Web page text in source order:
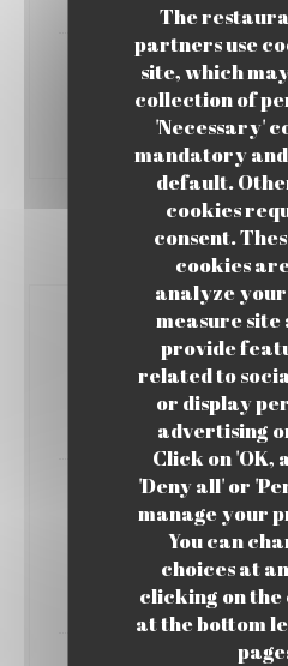
The
partners use
site, which
collection of
'Necessary'
mandatory
default.
cookies
consent.
cookies
analyze
measure site
provide
related to
or display
advertising
Click on 'OK,
'Deny all' or
manage your
You can
choices at
clicking on
at the bottom
Gin
Gin Floral
15,00
Bière
6,00 EUR
25 cl
Bière
7,00
33 cl